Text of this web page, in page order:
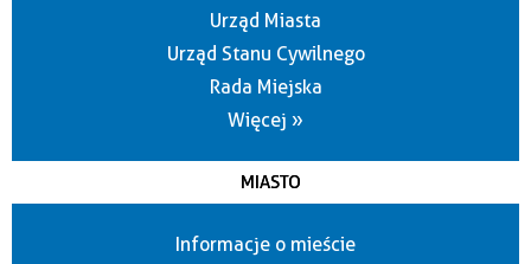
Urząd Miasta
Urząd Stanu Cywilnego
Rada Miejska
Więcej »
MIASTO
Informacje o mieście